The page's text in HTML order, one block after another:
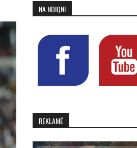
NA NDIQNI
REKLAMË